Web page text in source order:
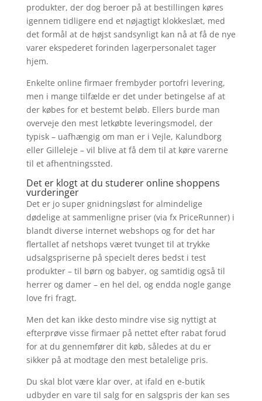
produkter, der dog beroer på at bestillingen køres
igennem tidligere end et nøjagtigt klokkeslæt, med
det formål at de højst sandsynligt kan nå at få de nye
varer ekspederet forinden lagerpersonalet tager
hjem.
Enkelte online firmaer frembyder portofri levering,
men i mange tilfælde er det under betingelse af at
der købes for et bestemt beløb. Ellers burde man
overveje den mest letkøbte leveringsmodel, der
typisk – uafhængig om man er i Vejle, Kalundborg
eller Gilleleje – vil blive at få dem til at køre varerne
til et afhentningssted.
Det er klogt at du studerer online shoppens
vurderinger
Det er jo super gnidningsløst for almindelige
dødelige at sammenligne priser (via fx PriceRunner) i
blandt diverse internet webshops og for det har
flertallet af netshops været tvunget til at trykke
udsalgspriserne på specielt deres bedst i test
produkter – til børn og babyer, og samtidig også til
herrer og damer – en hel del, og endda nogle gange
love fri fragt.
Men det kan ikke desto mindre vise sig nyttigt at
efterprøve visse firmaer på nettet efter rabat forud
for at du gennemfører dit køb, således at du er
sikker på at modtage den mest betalelige pris.
Du skal blot være klar over, at ifald en e-butik
udbyder en vare til salg for en salgspris der kan ses